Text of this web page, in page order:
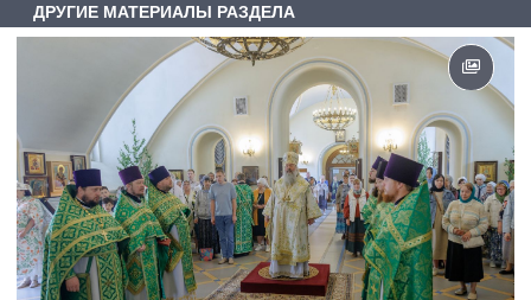
ДРУГИЕ МАТЕРИАЛЫ РАЗДЕЛА